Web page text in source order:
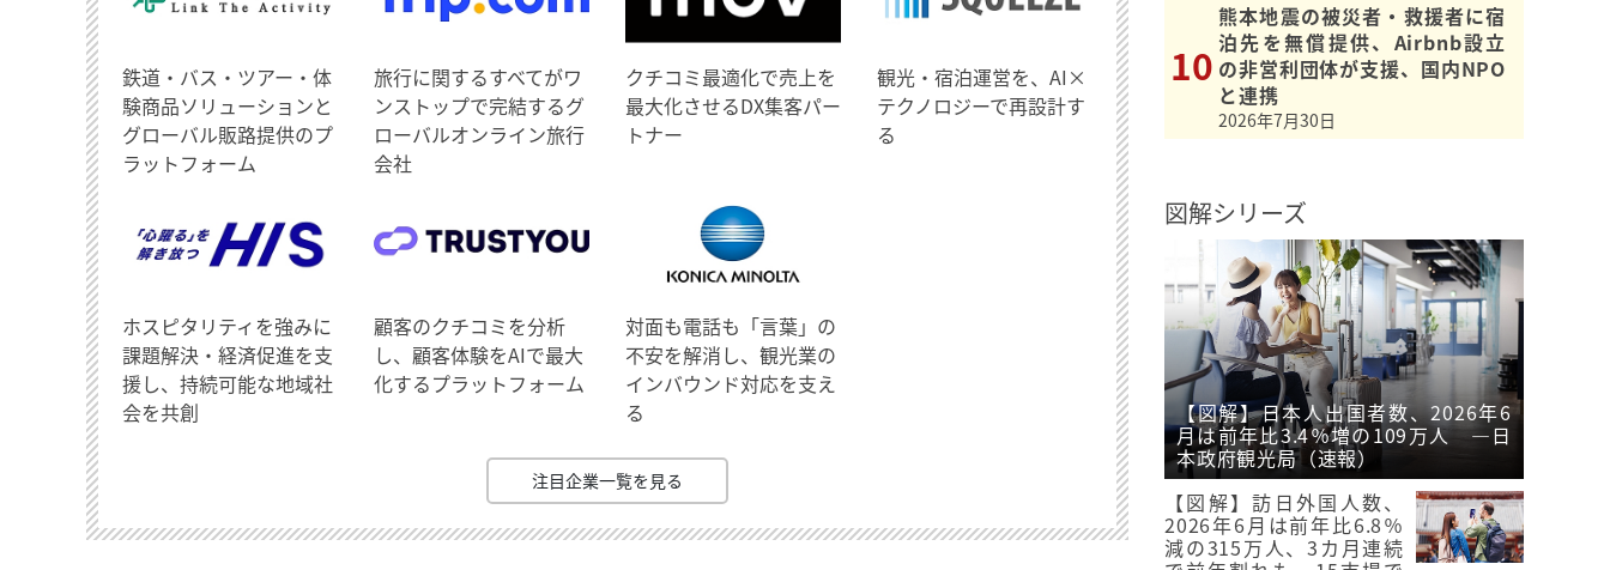
鉄道・バス・ツアー・体
験商品ソリューションと
グローバル販路提供のプ
ラットフォーム
旅行に関するすべてがワ
ンストップで完結するグ
ローバルオンライン旅行
会社
クチコミ最適化で売上を
最大化させるDX集客パー
トナー
観光・宿泊運営を、AI×
テクノロジーで再設計す
る
ホスピタリティを強みに
課題解決・経済促進を支
援し、持続可能な地域社
会を共創
顧客のクチコミを分析
し、顧客体験をAIで最大
化するプラットフォーム
対面も電話も「言葉」の
不安を解消し、観光業の
インバウンド対応を支え
る
注目企業一覧を見る
熊本地震の被災者・救援者に宿
泊先を無償提供、Airbnb設立
の非営利団体が支援、国内NPO
と連携
2026年7月30日
図解シリーズ
【図解】日本人出国者数、2026年6
月は前年比3.4％増の109万人 ―日
本政府観光局（速報）
【図解】訪日外国人数、
2026年6月は前年比6.8％
減の315万人、3カ月連続